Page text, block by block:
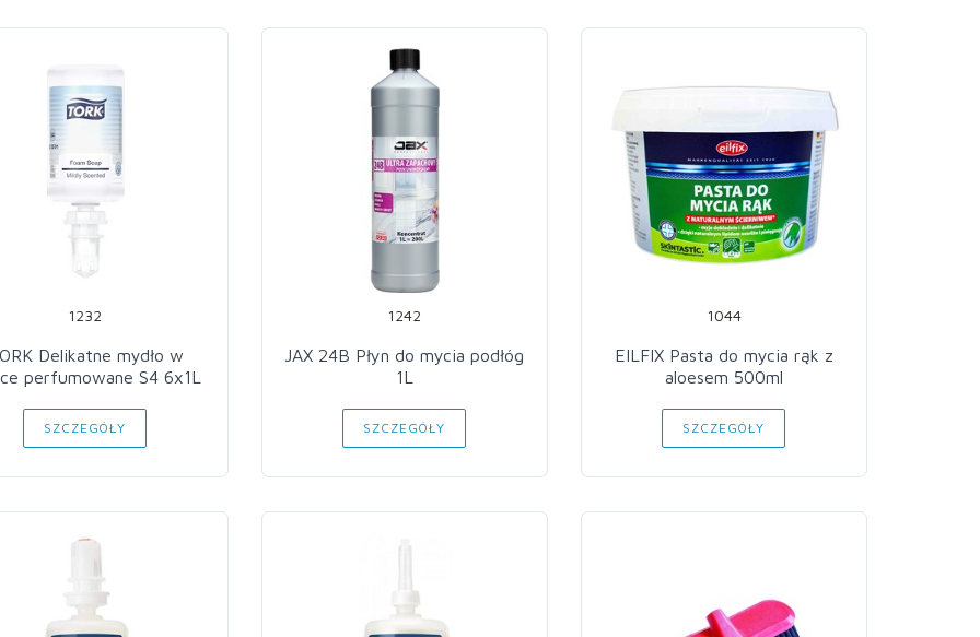
1232
Delikatne mydło w
perfumowane S4 6x1L
SZCZEGÓŁY
1242
JAX 24B Płyn do mycia podłóg
1L
SZCZEGÓŁY
1044
EILFIX Pasta do mycia rąk z
aloesem 500ml
SZCZEGÓŁY